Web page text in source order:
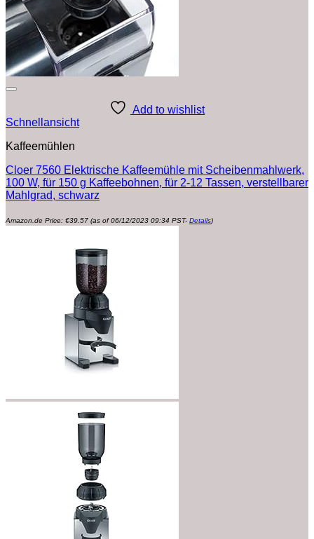
Add to wishlist
Schnellansicht
Kaffeemühlen
Cloer 7560 Elektrische Kaffeemühle mit Scheibenmahlwerk,
100 W, für 150 g Kaffeebohnen, für 2-12 Tassen, verstellbarer
Mahlgrad, schwarz
Amazon.de Price: €39.57 (as of 06/12/2023 09:34 PST- Details)